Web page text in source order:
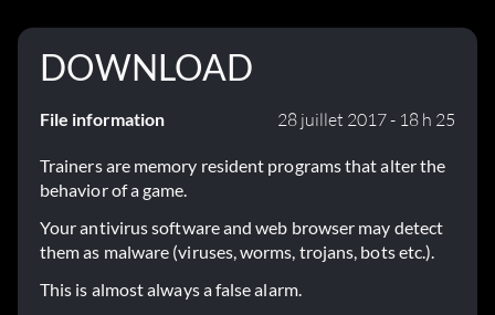
DOWNLOAD
File information 28 juillet 2017 - 18 h 25
Trainers are memory resident programs that alter the
behavior of a game.
Your antivirus software and web browser may detect
them as malware (viruses, worms, trojans, bots etc.).
This is almost always a false alarm.